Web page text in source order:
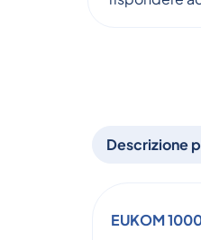
Descrizione
EUKOM